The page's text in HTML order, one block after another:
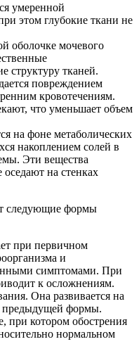
умеренной
этом глубокие ткани не
оболочке мочевого
структуру тканей.
повреждением
кровотечениям.
что уменьшает объем
на фоне метаболических
накоплением солей в
Эти вещества
на стенках
следующие формы
при первичном
и
симптомами. При
к осложнениям.
Она развивается на
предыдущей формы.
при котором обострения
нормальном